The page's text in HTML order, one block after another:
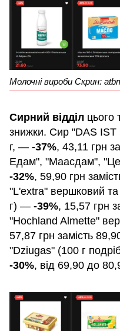
Молочні вироби Скрин:
Сирний відділ цього
знижки. Сир "DAS
г, — -37%, 43,11 грн
Едам", "Маасдам",
-32%, 59,90 грн
"L'extra" вершковий
г) — -39%, 15,57 грн
"Hochland Almette"
57,87 грн замість
"Dziugas" (100 г
-30%, від 69,90 до